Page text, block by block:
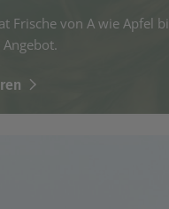
Frische von A wie Apfel